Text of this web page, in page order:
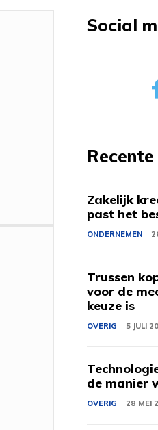
Social
Zakelijk
past het
ONDERNEMEN
Trussen
voor de
keuze is
OVERIG 5 JULI
de manier
OVERIG 28 MEI